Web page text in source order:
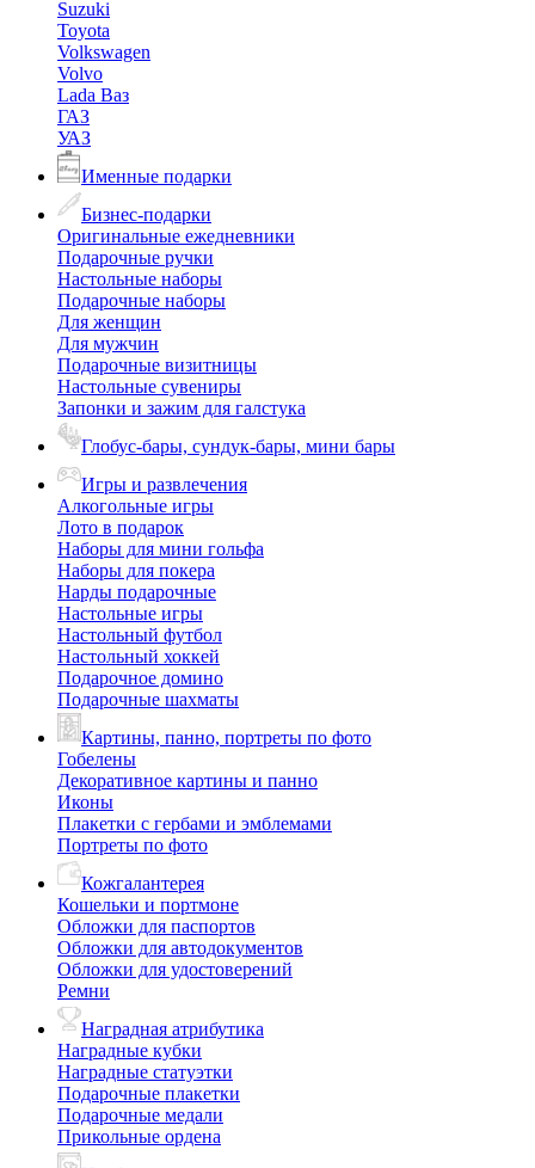
Suzuki
Toyota
Volkswagen
Volvo
Lada Ваз
ГАЗ
УАЗ
Именные подарки
Бизнес-подарки
Оригинальные ежедневники
Подарочные ручки
Настольные наборы
Подарочные наборы
Для женщин
Для мужчин
Подарочные визитницы
Настольные сувениры
Запонки и зажим для галстука
Глобус-бары, сундук-бары, мини бары
Игры и развлечения
Алкогольные игры
Лото в подарок
Наборы для мини гольфа
Наборы для покера
Нарды подарочные
Настольные игры
Настольный футбол
Настольный хоккей
Подарочное домино
Подарочные шахматы
Картины, панно, портреты по фото
Гобелены
Декоративное картины и панно
Иконы
Плакетки с гербами и эмблемами
Портреты по фото
Кожгалантерея
Кошельки и портмоне
Обложки для паспортов
Обложки для автодокументов
Обложки для удостоверений
Ремни
Наградная атрибутика
Наградные кубки
Наградные статуэтки
Подарочные плакетки
Подарочные медали
Прикольные ордена